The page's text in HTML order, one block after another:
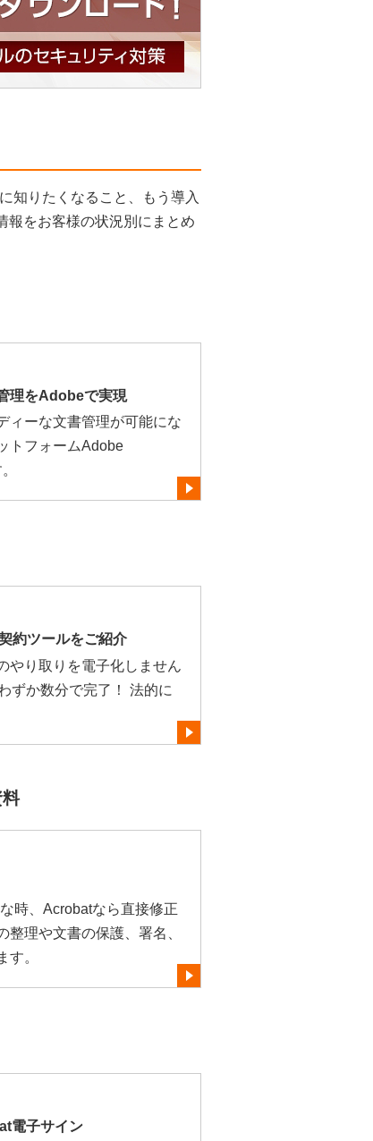
知りたくなること、もう導入
をお客様の状況別にまとめ
理をAdobeで実現
ィーな文書管理が可能にな
トフォームAdobe
約ツールをご紹介
やり取りを電子化しません
ずか数分で完了！ 法的に
時、Acrobatなら直接修正
理や文書の保護、署名、
す。
電子サイン